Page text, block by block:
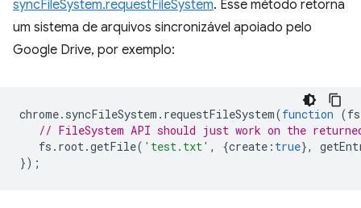
syncFileSystem.requestFileSystem. Esse método retorna
um sistema de arquivos sincronizável apoiado pelo
Google Drive, por exemplo:
chrome. syncFileSystem . requestFileSystem(function (fs
// FileSystem API should just work on the
fs . root.getFile( 'test.txt' , {create : true},
});